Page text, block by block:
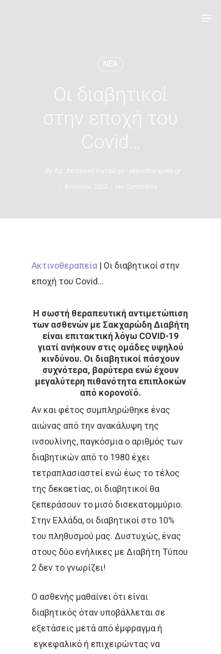
NEA
Οι διαβητικοί
στην εποχή του
Covid…
By Δρ. Δέσποινα Κατσώχη - aktinotherapeia.gr
8 Ιουνίου, 2022 No Comments
Ακτινοθεραπεία | Οι διαβητικοί στην
εποχή του Covid…
Η σωστή θεραπευτική αντιμετώπιση
των ασθενών με Σακχαρώδη Διαβήτη
είναι επιτακτική λόγω COVID-19
γιατί ανήκουν στις ομάδες υψηλού
κινδύνου. Οι διαβητικοί πάσχουν
συχνότερα, βαρύτερα ενώ έχουν
μεγαλύτερη πιθανότητα επιπλοκών
από κορονοϊό.
Αν και φέτος συμπληρώθηκε ένας
αιώνας από την ανακάλυψη της
ινσουλίνης, παγκόσμια ο αριθμός των
διαβητικών από το 1980 έχει
τετραπλασιαστεί ενώ έως το τέλος
της δεκαετίας, οι διαβητικοί θα
ξεπεράσουν το μισό δισεκατομμύριο.
Στην Ελλάδα, οι διαβητικοί στο 10%
του πληθυσμού μας. Δυστυχώς, ένας
στους δύο ενήλικες με Διαβήτη Τύπου
2 δεν το γνωρίζει!
Ο ασθενής μαθαίνει ότι είναι
διαβητικός όταν υποβάλλεται σε
εξετάσεις μετά από έμφραγμα ή
εγκεφαλικό ή επιχειρώντας να